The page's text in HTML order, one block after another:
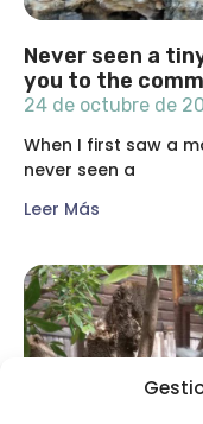
Never seen a
you to the
24 de octubre de
When I first saw a
never seen a
Leer Más